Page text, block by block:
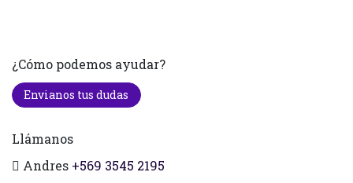
¿Cómo podemos ayudar?
Envianos tus dudas
Llámanos
Andres +569 3545 2195